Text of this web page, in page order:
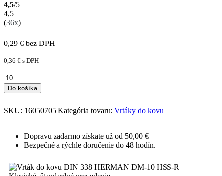
4,5/5
4,5
(36x)
0,29 € bez DPH
0,36 € s DPH
Do košíka
SKU: 16050705 Kategória tovaru: Vrtáky do kovu
Dopravu zadarmo získate už od 50,00 €
Bezpečné a rýchle doručenie do 48 hodín.